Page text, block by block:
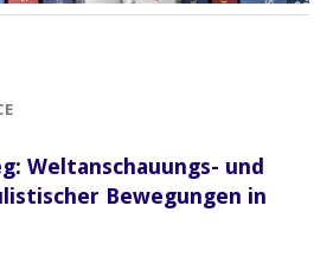
Weltanschauungs- und
Bewegungen in